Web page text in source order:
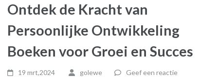
Ontdek de Kracht van
Persoonlijke Ontwikkeling
Boeken voor Groei en Succes
19 mrt,2024 golewe Geef een reactie